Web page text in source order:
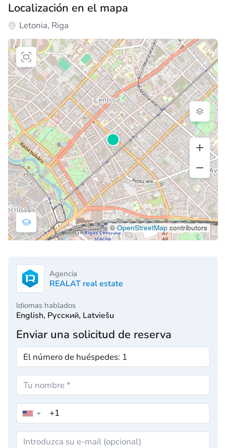
Localización en el mapa
Letonia, Riga
©OpenStreetMapcontributors
Agencia
REALAT real estate
Idiomas hablados
English, Русский, Latviešu
Enviar una solicitud de reserva
▼